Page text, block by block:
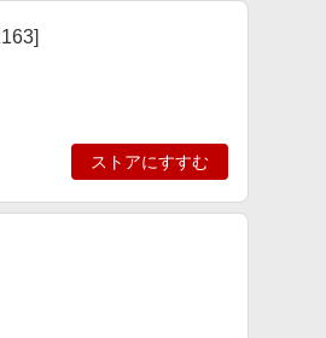
ストアにすすむ